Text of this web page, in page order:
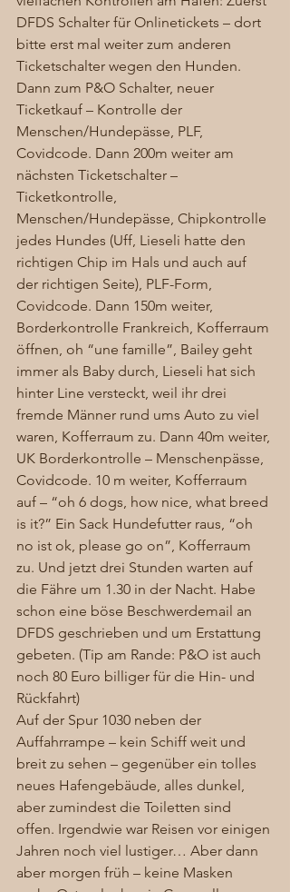
DFDS Schalter für Onlinetickets – dort
bitte erst mal weiter zum anderen
Ticketschalter wegen den Hunden.
Dann zum P&O Schalter, neuer
Ticketkauf – Kontrolle der
Menschen/Hundepässe, PLF,
Covidcode. Dann 200m weiter am
nächsten Ticketschalter –
Ticketkontrolle,
Menschen/Hundepässe, Chipkontrolle
jedes Hundes (Uff, Lieseli hatte den
richtigen Chip im Hals und auch auf
der richtigen Seite), PLF-Form,
Covidcode. Dann 150m weiter,
Borderkontrolle Frankreich, Kofferraum
öffnen, oh “une famille”, Bailey geht
immer als Baby durch, Lieseli hat sich
hinter Line versteckt, weil ihr drei
fremde Männer rund ums Auto zu viel
waren, Kofferraum zu. Dann 40m weiter,
UK Borderkontrolle – Menschenpässe,
Covidcode. 10 m weiter, Kofferraum
auf – “oh 6 dogs, how nice, what breed
is it?” Ein Sack Hundefutter raus, “oh
no ist ok, please go on”, Kofferraum
zu. Und jetzt drei Stunden warten auf
die Fähre um 1.30 in der Nacht. Habe
schon eine böse Beschwerdemail an
DFDS geschrieben und um Erstattung
gebeten. (Tip am Rande: P&O ist auch
noch 80 Euro billiger für die Hin- und
Rückfahrt)
Auf der Spur 1030 neben der
Auffahrrampe – kein Schiff weit und
breit zu sehen – gegenüber ein tolles
neues Hafengebäude, alles dunkel,
aber zumindest die Toiletten sind
offen. Irgendwie war Reisen vor einigen
Jahren noch viel lustiger… Aber dann
aber morgen früh – keine Masken